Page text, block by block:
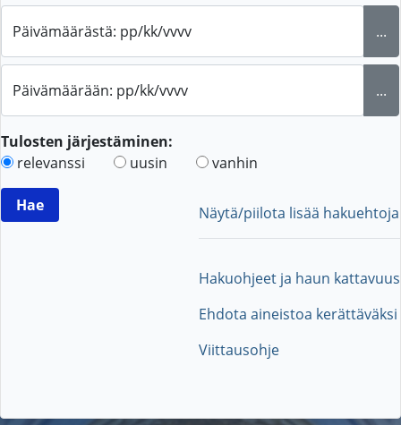
Päivämäärästä: pp/kk/vvvv ...
Päivämäärään: pp/kk/vvvv ...
Tulosten järjestäminen:
relevanssi
uusin vanhin
Näytä/piilota lisää hakuehtoja
Hakuohjeet ja haun kattavuus
Ehdota aineistoa kerättäväksi
Viittausohje